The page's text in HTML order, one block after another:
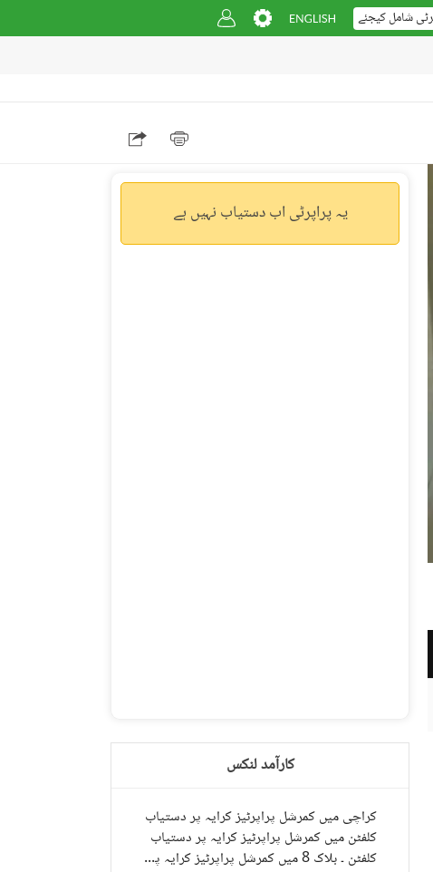
شامل کیجئے
یہ پراپرٹی اب دستیاب نہیں ہے
کارآمد لنکس
کراچی میں کمرشل پراپرٹیز کرایہ پر دستیاب
کلفٹن میں کمرشل پراپرٹیز کرایہ پر دستیاب
کلفٹن ۔ بلاک 8 میں کمرشل پراپرٹیز کرایہ پر دستیاب